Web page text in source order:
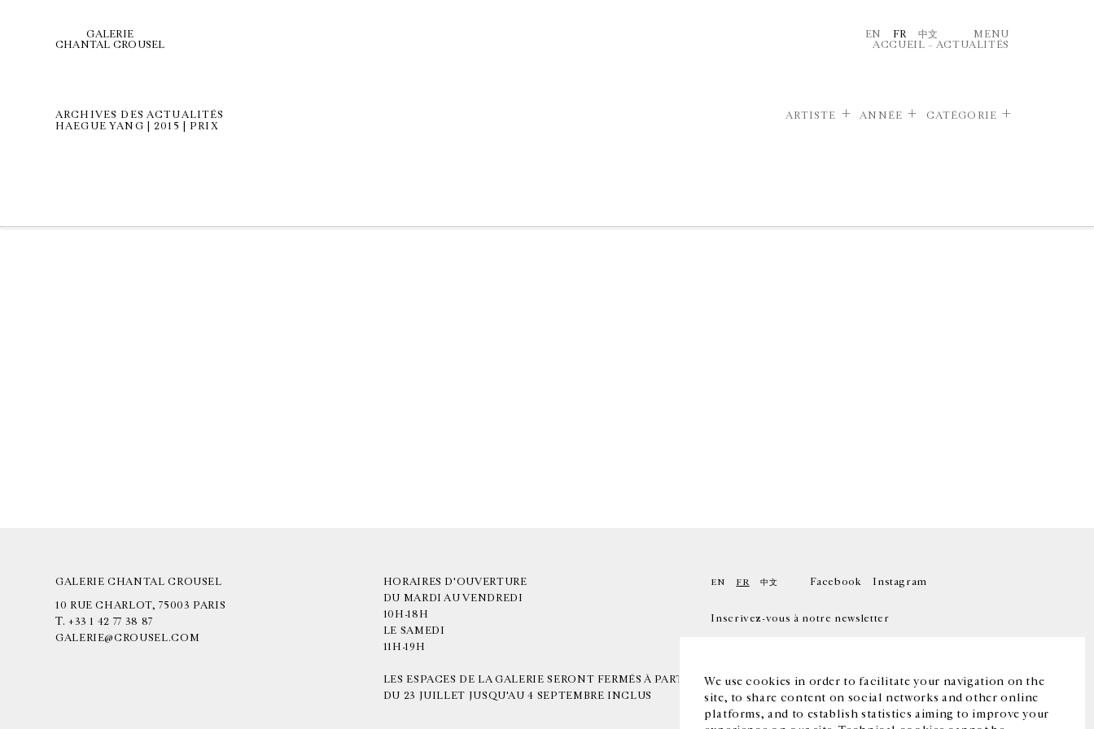
We use cookies in order to facilitate your navigation on the
site, to share content on social networks and other online
platforms, and to establish statistics aiming to improve your
GALERIE
CHANTAL CROUSEL
EN FR 中文
MENU
ACCUEIL – ACTUALITÉS
ARCHIVES DES ACTUALITÉS
HAEGUE YANG | 2015 | PRIX
ARTISTE ANNÉE CATÉGORIE
GALERIE CHANTAL CROUSEL
10 RUE CHARLOT, 75003 PARIS
T. +33 1 42 77 38 87
GALERIE@CROUSEL.COM
HORAIRES D'OUVERTURE
DU MARDI AU VENDREDI
10H-18H
LE SAMEDI
11H-19H
LES ESPACES DE LA GALERIE SERONT FERMÉS À PARTIR
DU 23 JUILLET JUSQU'AU 4 SEPTEMBRE INCLUS
EN FR 中文 Facebook Instagram
Inscrivez-vous à notre newsletter